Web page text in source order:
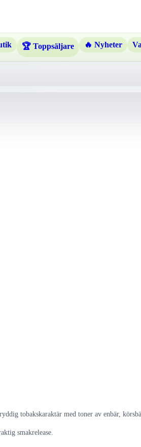
🏆 Toppsäljare 🔥 Nyheter
tobakskaraktär med toner av enbär,
smakrelease.